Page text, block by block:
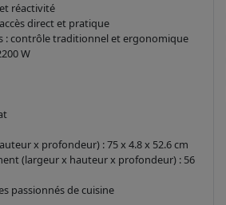
réactivité
direct et pratique
: contrôle traditionnel et ergonomique
W
x profondeur) : 75 x 4.8 x 52.6 cm
(largeur x hauteur x profondeur) : 56
passionnés de cuisine